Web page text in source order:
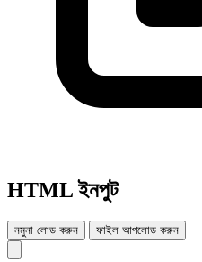
HTML ইনপুট
নমুনা লোড করুন ফাইল আপলোড করুন